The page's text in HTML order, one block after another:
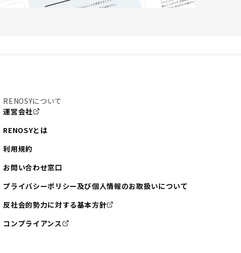
RENOSYについて
運営会社
RENOSYとは
利用規約
お問い合わせ窓口
プライバシーポリシー及び個人情報のお取扱いについて
反社会的勢力に対する基本方針
コンプライアンス